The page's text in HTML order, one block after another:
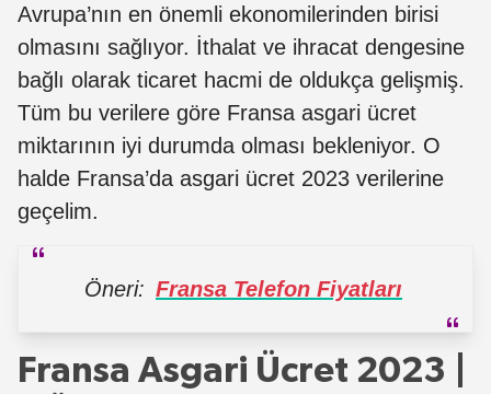
Avrupa’nın en önemli ekonomilerinden birisi
olmasını sağlıyor. İthalat ve ihracat dengesine
bağlı olarak ticaret hacmi de oldukça gelişmiş.
Tüm bu verilere göre Fransa asgari ücret
miktarının iyi durumda olması bekleniyor. O
halde Fransa’da asgari ücret 2023 verilerine
geçelim.
Öneri: Fransa Telefon Fiyatları
Fransa Asgari Ücret 2023 |